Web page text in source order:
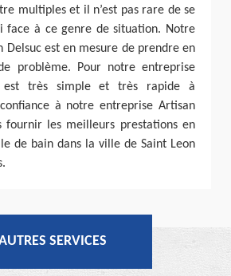
multiples et il n’est pas rare de se
face à ce genre de situation. Notre
Delsuc est en mesure de prendre en
problème. Pour notre entreprise
est très simple et très rapide à
à notre entreprise Artisan
fournir les meilleurs prestations en
de bain dans la ville de Saint Leon
SERVICES